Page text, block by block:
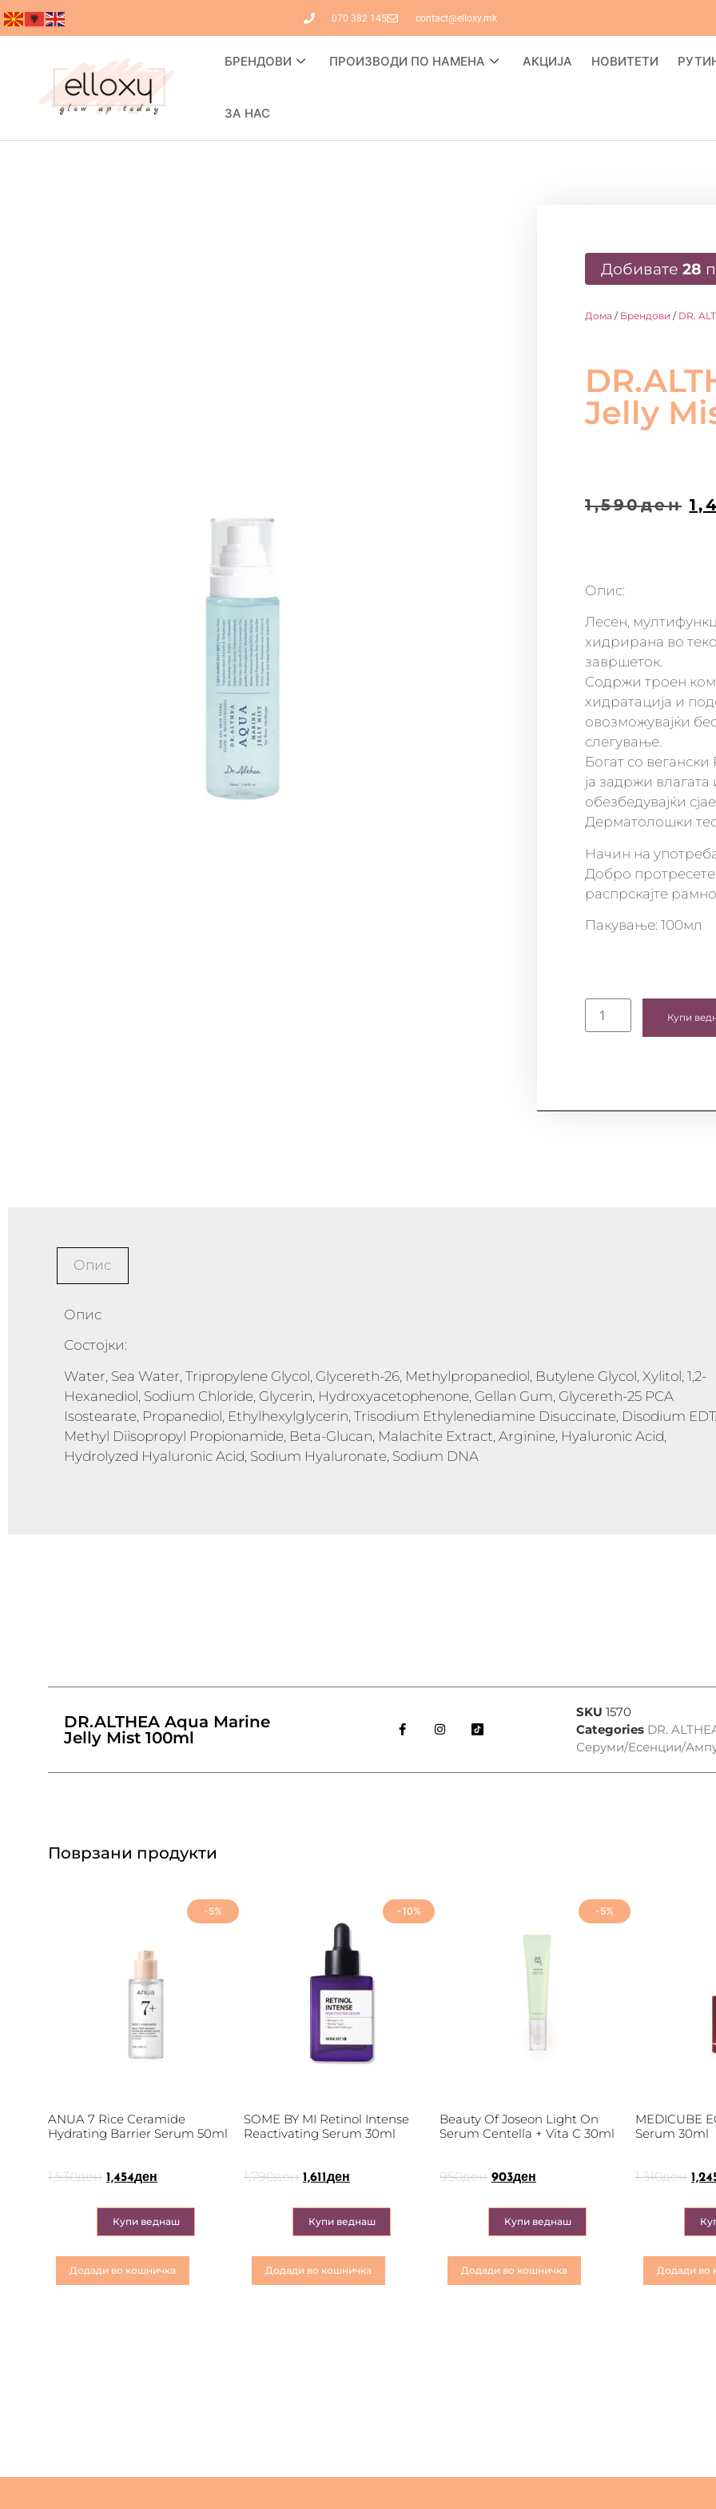
070 382 145 contact@elloxy.mk
БРЕНДОВИ ПРОИЗВОДИ ПО НАМЕНА АКЦИЈА НОВИТЕТИ
ЗА НАС
Добивате 28
Дома / Брендови / DR.
Jelly
1,590ден
Опис:
Лесен,
хидрирана во
завршеток.
Содржи троен
хидратација и
овозможувајќи
слегување.
Богат со
ја задржи
обезбедувајќи
Дерматолошки
Начин на
Добро
распрскајте
Пакување: 100мл
Купи
Опис
Опис
Состојки:
Water, Sea Water, Tripropylene Glycol, Glycereth-26, Methylpropanediol, Butylene Glycol, Xylitol, 1,2-
Hexanediol, Sodium Chloride, Glycerin, Hydroxyacetophenone, Gellan Gum, Glycereth-25 PCA
Isostearate, Propanediol, Ethylhexylglycerin, Trisodium Ethylenediamine Disuccinate, Disodium
Methyl Diisopropyl Propionamide, Beta-Glucan, Malachite Extract, Arginine, Hyaluronic Acid,
Hydrolyzed Hyaluronic Acid, Sodium Hyaluronate, Sodium DNA
DR.ALTHEA Aqua Marine
Jelly Mist 100ml
SKU 1570
Categories DR.
Серуми/Есенции/
Поврзани продукти
-5%
ANUA 7 Rice Ceramide
Hydrating Barrier Serum 50ml
1,530ден 1,454ден
Купи веднаш
Додади во кошничка
-10%
SOME BY MI Retinol Intense
Reactivating Serum 30ml
1,790ден 1,611ден
Купи веднаш
Додади во кошничка
-5%
Beauty Of Joseon Light On
Serum Centella + Vita C 30ml
950ден 903ден
Купи веднаш
Додади во кошничка
MEDICUBE
Serum 30ml
1,310ден
Додади во